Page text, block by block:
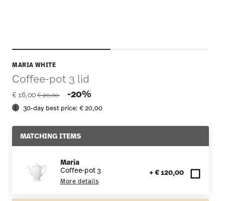
MARIA WHITE
Coffee-pot 3 lid
€ 16,00 Price reduced from
€ 20,00 -20%
30-day best price:€ 20,00
MATCHING ITEMS
Maria
Coffee-pot 3
More details
+ € 120,00